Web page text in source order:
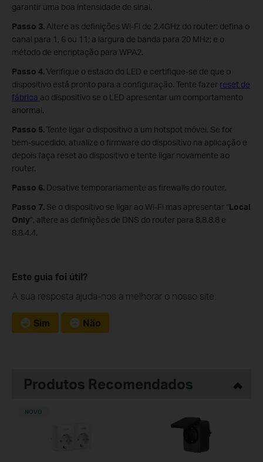
garantir uma boa intensidade de sinal.
Passo 3. Altere as definições Wi-Fi de 2.4GHz do router: defina o
canal para 1, 6 ou 11; a largura de banda para 20 MHz; e o
método de encriptação para WPA2.
Passo 4.Verifique o estado do LED e certifique-se de que o
dispositivo está pronto para a configuração. Tente fazer reset de
fábrica ao dispositivo se o LED apresentar um comportamento
anormal.
Passo 5.Tente ligar o dispositivo a um hotspot móvel. Se for
bem-sucedido, atualize o firmware do dispositivo na aplicação e
depois faça reset ao dispositivo e tente ligar novamente ao
router.
Passo 6. Desative temporariamente as firewalls do router.
Passo 7. Se o dispositivo se ligar ao Wi-Fi mas apresentar “Local
Only”, altere as definições de DNS do router para 8.8.8.8 e
8.8.4.4.
Este guia foi útil?
A sua resposta ajuda-nos a melhorar o nosso site.
Sim Não
Produtos Recomendados
NOVO